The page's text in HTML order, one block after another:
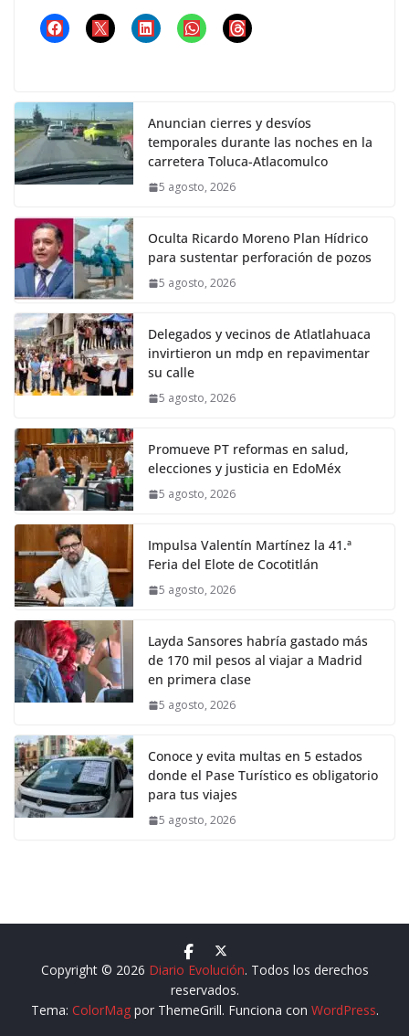
Anuncian cierres y desvíos
temporales durante las noches en la
carretera Toluca-Atlacomulco
5 agosto, 2026
Oculta Ricardo Moreno Plan Hídrico
para sustentar perforación de pozos
5 agosto, 2026
Delegados y vecinos de Atlatlahuaca
invirtieron un mdp en repavimentar
su calle
5 agosto, 2026
Promueve PT reformas en salud,
elecciones y justicia en EdoMéx
5 agosto, 2026
Impulsa Valentín Martínez la 41.ª
Feria del Elote de Cocotitlán
5 agosto, 2026
Layda Sansores habría gastado más
de 170 mil pesos al viajar a Madrid
en primera clase
5 agosto, 2026
Conoce y evita multas en 5 estados
donde el Pase Turístico es obligatorio
para tus viajes
5 agosto, 2026
Copyright © 2026 Diario Evolución. Todos los derechos
reservados.
Tema: ColorMagpor ThemeGrill. Funciona con WordPress.